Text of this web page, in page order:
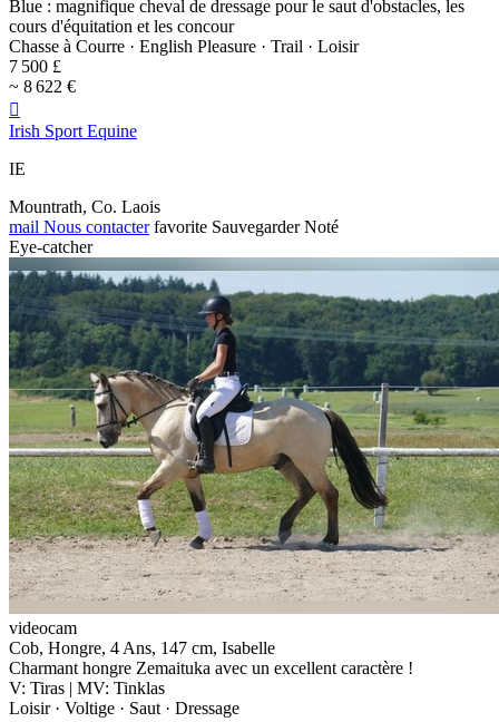
Blue : magnifique cheval de dressage pour le saut d'obstacles, les
cours d'équitation et les concour
Chasse à Courre · English Pleasure · Trail · Loisir
7 500 £
~ 8 622 €

Irish Sport Equine
IE
Mountrath, Co. Laois
mail Nous contacter favorite Sauvegarder Noté
Eye-catcher
videocam
Cob, Hongre, 4 Ans, 147 cm, Isabelle
Charmant hongre Zemaituka avec un excellent caractère !
V: Tiras | MV: Tinklas
Loisir · Voltige · Saut · Dressage